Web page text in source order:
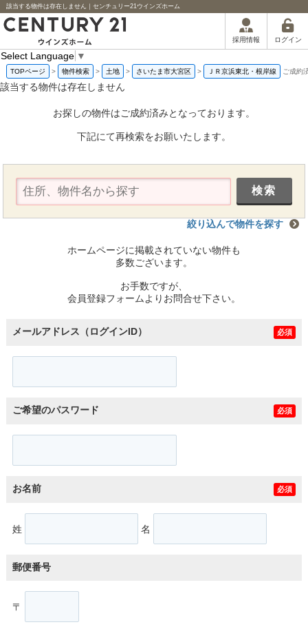
該当する物件は存在しません｜センチュリー21ウインズホーム
採用情報 ログイン
Select Language ▼
TOPページ > 物件検索 > 土地 > さいたま市大宮区 > ＪＲ京浜東北・根岸線 ご成約
該当する物件は存在しません
お探しの物件はご成約済みとなっております。
下記にて再検索をお願いたします。
絞り込んで物件を探す
ホームページに掲載されていない物件も
多数ございます。
お手数ですが、
会員登録フォームよりお問合せ下さい。
メールアドレス（ログインID） 必須
ご希望のパスワード 必須
お名前 必須
姓 名
郵便番号
〒